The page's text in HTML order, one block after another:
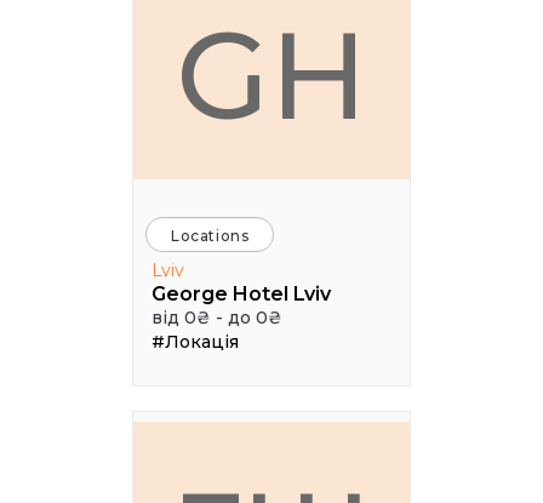
GH
Locations
Lviv
George Hotel Lviv
від 0₴ - до 0₴
#Локація